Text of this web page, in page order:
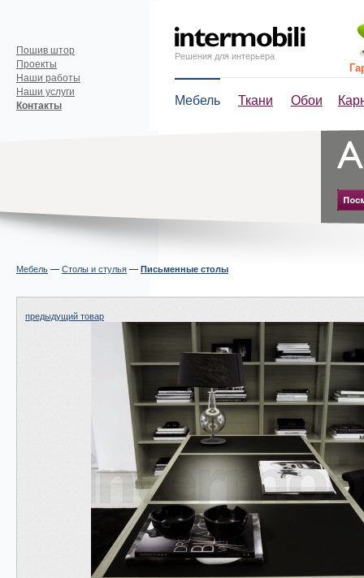
Решения для интерьера
Мебель Ткани Обои
Пошив штор
Проекты
Наши работы
Наши услуги
Контакты
Мебель—Столы и стулья— Письменные столы
предыдущий товар